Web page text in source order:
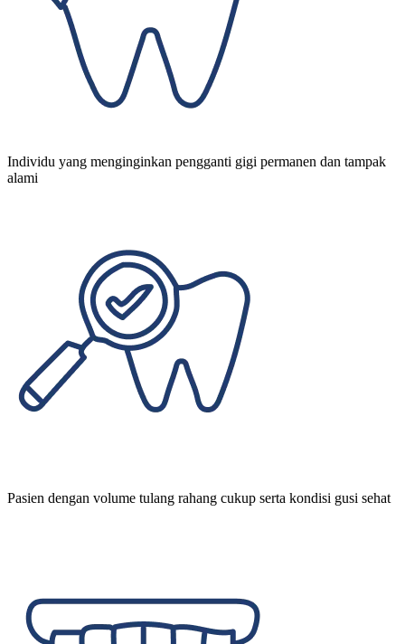
Individu yang menginginkan pengganti gigi permanen dan tampak
alami
Pasien dengan volume tulang rahang cukup serta kondisi gusi sehat